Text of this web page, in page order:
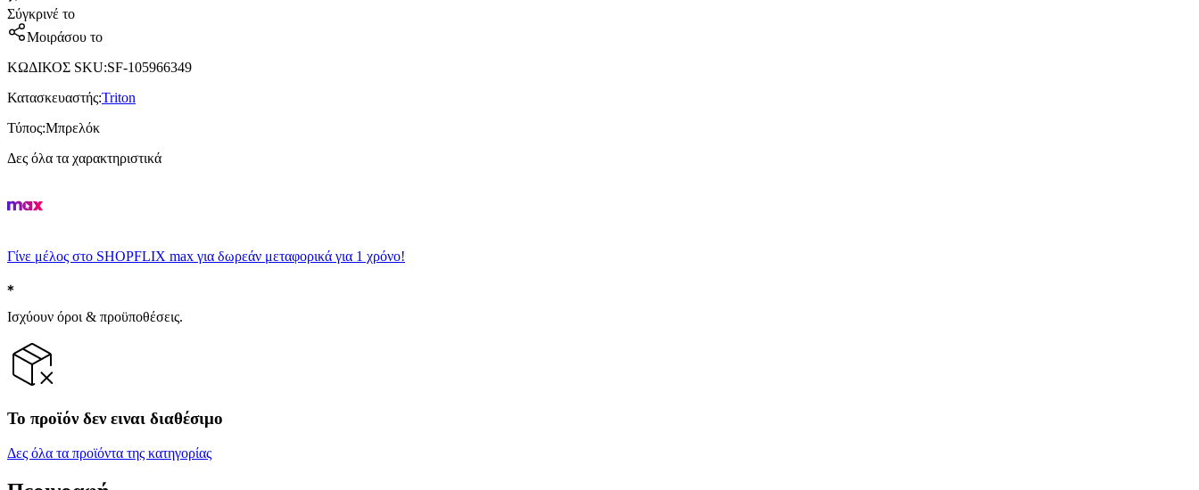
Σύγκρινέ το
Μοιράσου το
ΚΩΔΙΚΟΣ SKU:SF-105966349
Κατασκευαστής:Triton
Τύπος:Μπρελόκ
Δες όλα τα χαρακτηριστικά
Γίνε μέλος στο SHOPFLIX max για δωρεάν μεταφορικά για 1 χρόνο!
Ισχύουν όροι & προϋποθέσεις.
Το προϊόν δεν ειναι διαθέσιμο
Δες όλα τα προϊόντα της κατηγορίας